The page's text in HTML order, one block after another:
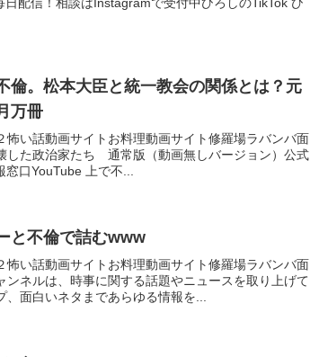
配信！相談はInstagramで受付中ひろしのTikTok ひ
倫。松本大臣と統一教会の関係とは？元
万冊
い話動画サイトお料理動画サイト修羅場ラバンバ面
した政治家たち 通常版（動画無しバージョン）公式
口YouTube 上で不...
と不倫で詰むwww
い話動画サイトお料理動画サイト修羅場ラバンバ面
ネルは、時事に関する話題やニュースを取り上げて
、面白いネタまであらゆる情報を...